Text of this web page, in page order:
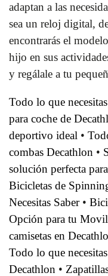
adaptan a las
sea un reloj digital,
encontrarás el
hijo en sus
y regálale a tu
Todo lo que
para coche de
deportivo ideal •
combas Decathlon •
solución perfecta
Bicicletas de
Necesitas Saber•
Opción para tu
camisetas en
Todo lo que
Decathlon •